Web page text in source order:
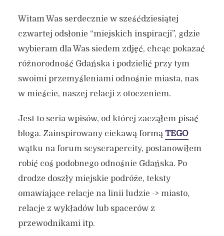
Witam Was serdecznie w sześćdziesiątej
czwartej odsłonie “miejskich inspiracji”, gdzie
wybieram dla Was siedem zdjęć, chcąc pokazać
różnorodność Gdańska i podzielić przy tym
swoimi przemyśleniami odnośnie miasta, nas
w mieście, naszej relacji z otoczeniem.
Jest to seria wpisów, od której zacząłem pisać
bloga. Zainspirowany ciekawą formą TEGO
wątku na forum scyscrapercity, postanowiłem
robić coś podobnego odnośnie Gdańska. Po
drodze doszły miejskie podróże, teksty
omawiające relacje na linii ludzie -> miasto,
relacje z wykładów lub spacerów z
przewodnikami itp.